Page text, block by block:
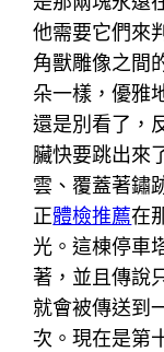
他需要它們來
角獸雕像之間
朵一樣，優雅
還是別看了，
臟快要跳出來
雲、覆蓋著鏽
正體檢推薦在
光。這棟停車
著，並且傳說
就會被傳送到
次。現在是第